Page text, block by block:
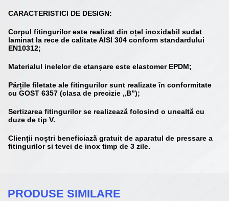
CARACTERISTICI DE DESIGN:
Corpul fitingurilor este realizat din oțel inoxidabil sudat
laminat la rece de calitate AISI 304 conform standardului
EN10312;
Materialul inelelor de etanșare este elastomer EPDM;
Părțile filetate ale fitingurilor sunt realizate în conformitate
cu GOST 6357 (clasa de precizie „B”);
Sertizarea fitingurilor se realizează folosind o unealtă cu
duze de tip V.
Clienții noștri beneficiază gratuit de aparatul de pressare a
fitingurilor si tevei de inox timp de 3 zile.
PRODUSE SIMILARE